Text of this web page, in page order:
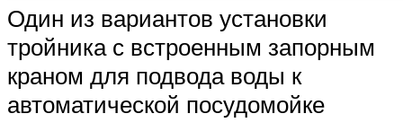
Один из вариантов установки
тройника с встроенным запорным
краном для подвода воды к
автоматической посудомойке